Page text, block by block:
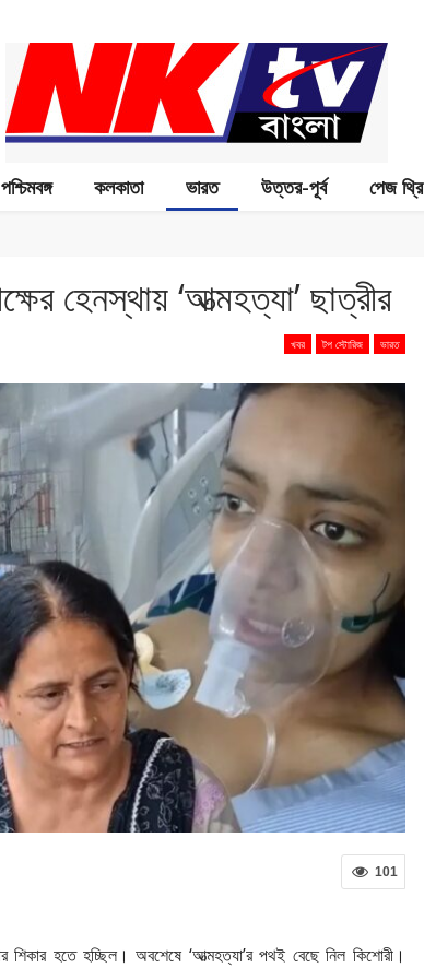
পশ্চিমবঙ্গ কলকাতা ভারত উত্তর-পূর্ব পেজ থ্রি
হেনস্থায় ‘আত্মহত্যা’ ছাত্রীর
খবর টপ স্টোরিজ ভারত
101
হতে হচ্ছিল। অবশেষে ‘আত্মহত্যা’র পথই বেছে নিল কিশোরী।